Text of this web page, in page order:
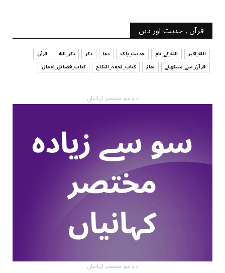
قرآن , حدیث اور دین
الله_اکبر الله_کے_نام حدیث_پاک دعا ذکر ذکر_الله
قرآن
قرآن_سے_سیکھئے
نماز کتاب_تحفہ_النکاح کتاب_فضائل_اعمال
- دو سو مختصر کہانیاں -
دو سو مختصر کہانیاں